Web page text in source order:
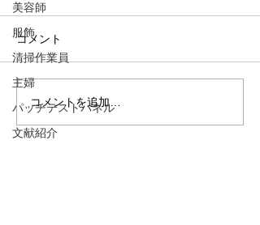
美容師
服飾
清掃作業員
主婦
パッチテストパネル
文献紹介
【用途】 衣料品防しわ加工
剤、樹脂、建材、塗料、防腐
剤、金属加工剤 【感作されや
すい職業】 工業、医療、建設
業など 【問題点】 化粧品や
シャンプーなどの日用品にも
含まれる。 職業的な暴露とし
コメント
コメントを追加…